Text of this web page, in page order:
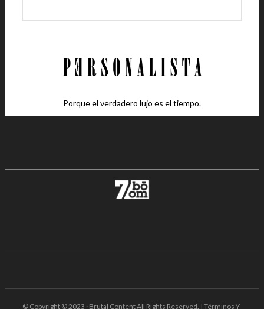
Porque el verdadero lujo es el tiempo.
© Copyright © 2023 · Brutal Content All Rights Reserved. | Términos Y